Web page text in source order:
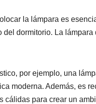
la lámpara es
del dormitorio. La
por ejemplo, una
moderna. Además, es
cálidas para crear un